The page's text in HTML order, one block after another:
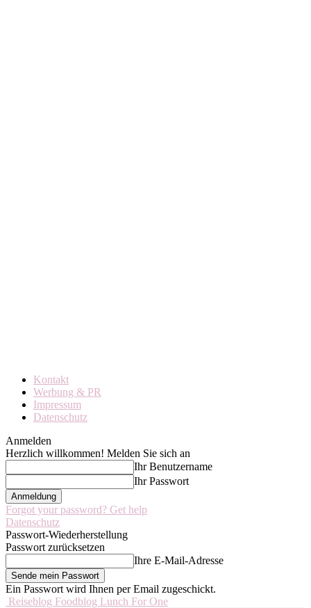
Kontakt
Werbung & PR
Impressum
Datenschutz
Anmelden
Herzlich willkommen! Melden Sie sich an
Ihr Benutzername
Ihr Passwort
Forgot your password? Get help
Datenschutz
Passwort-Wiederherstellung
Passwort zurücksetzen
Ihre E-Mail-Adresse
Ein Passwort wird Ihnen per Email zugeschickt.
Reiseblog Foodblog Lunch For One